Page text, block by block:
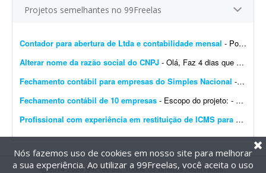
Projetos semelhantes no 99Freelas
Contador para abertura de Ltda e contabilidade mensal - Português: Procuro um contador ou escritório de contabilidade para uma Ltda em constituição no Rio de Janeiro, com sócio estrangeiro não residente (belga)....
Alterar nome da razão social do CNPJ - Olá, Faz 4 dias que abri um CNPJ novo no Simples Nacional. Precisei abrir uma conta no TikTok e o CPF aparece com meu nome de casada; por isso houve divergência no nome registrado na ...
Fechamento contábil para empresas do Simples Nacional - - Fechamento contábil de 30 empresas do Simples Nacional, referente a 2025. - Entrega com contas conciliadas e demonstrativo de composição de contas. - Empresas prestadoras de ...
Fechamento contábil de 10 empresas - Escopo do projeto: - Fechamento contábil de 10 empresas, período de janeiro a junho. - Entrega com contas conciliadas e composição de contas. - Empresas, majoritariament...
Profissional com experiência em restituição de ICMS para produtor rural
@2014-2026 99Freelas. Todos os direitos reservados.
Nós fazemos uso de cookies em nosso site para melhorar
a sua experiência. Ao utilizar a 99Freelas, você aceita o uso